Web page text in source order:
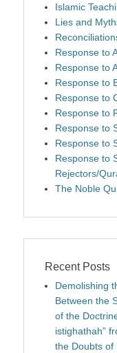
Islamic
Lies and
Response to
Response to
Response to
Response to
Response to
Response to
Response to
Response to
Rejectors/
The Noble
Recent Posts
Demolishing
Between the
of the
istighathah”
the Doubts of